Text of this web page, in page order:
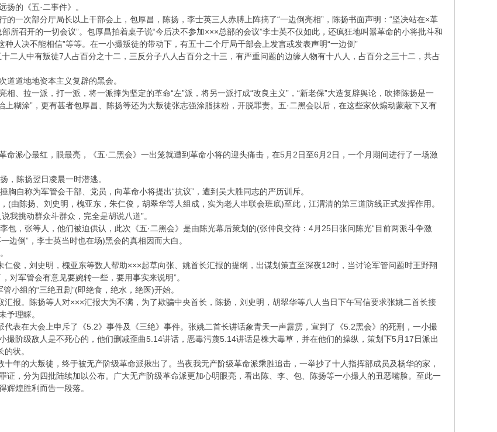
的《五·二事件》。
一次部分厅局长以上干部会上，包厚昌，陈扬，李士英三人赤膊上阵搞了“一边倒亮相”，陈扬书面声明：“坚决站在×革
所召开的一切会议”。包厚昌拍着桌子说“今后决不参加×××总部的会议”李士英不仅如此，还疯狂地叫嚣革命的小将批斗和
种人决不能相信”等等。在一小撮叛徒的带动下，有五十二个厅局干部会上发言或发表声明“一边倒”
人中有叛徒7人占百分之十二，三反分子八人占百分之十三，有严重问题的边缘人物有十八人，占百分之三十二，共占
道地地资本主义复辟的黑会。
拉一派，打一派，将一派捧为坚定的革命“左”派，将另一派打成“改良主义”，“新老保”大造复辟舆论，吹捧陈扬是一
上糊涂”，更有甚者包厚昌、陈扬等还为大叛徒张志强涂脂抹粉，开脱罪责。五·二黑会以后，在这些家伙煽动蒙蔽下又有
派心最红，眼最亮，《五·二黑会》一出笼就遭到革命小将的迎头痛击，在5月2日至6月2日，一个月期间进行了一场激
，陈扬翌日凌晨一时潜逃。
胸自称为军管会干部、党员，向革命小将提出“抗议”，遭到吴大胜同志的严历训斥。
(由陈扬、刘史明，槐亚东，朱仁俊，胡翠华等人组成，实为老人串联会班底)至此，江渭清的第三道防线正式发挥作用。
挑动群众斗群众，完全是胡说八道”。
包，张等人，他们被迫供认，此次《五·二黑会》是由陈光幕后策划的(张仲良交待：4月25日张问陈光“目前两派斗争激
边倒”，李士英当时也在场)黑会的真相因而大白。
俊，刘史明，槐亚东等数人帮助×××起草向张、姚首长汇报的提纲，出谋划策直至深夜12时，当讨论军管问题时王野翔
对军管会有意见要婉转一些，要用事实来说明”。
组的“三绝丑剧”(即绝食，绝水，绝医)开始。
报。陈扬等人对×××汇报大为不满，为了欺骗中央首长，陈扬，刘史明，胡翠华等八人当日下午写信要求张姚二首长接
予理睬。
表在大会上申斥了《5.2》事件及《三绝》事件。张姚二首长讲话象青天一声霹雳，宣判了《5.2黑会》的死刑，一小撮
撮阶级敌人是不死心的，他们删减歪曲5.14讲话，恶毒污蔑5.14讲话是株大毒草，并在他们的操纵，策划下5月17日派出
状。
年的大叛徒，终于被无产阶级革命派揪出了。当夜我无产阶级革命派乘胜追击，一举抄了十人指挥部成员及杨华的家，
证，分为四批陆续加以公布。广大无产阶级革命派更加心明眼亮，看出陈、李、包、陈扬等一小撮人的丑恶嘴脸。至此一
辉煌胜利而告一段落。